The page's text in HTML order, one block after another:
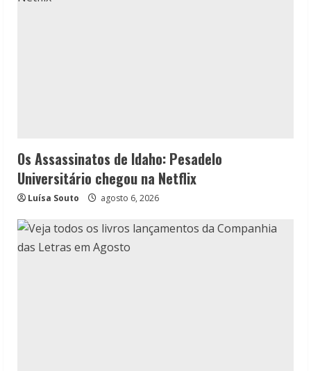
Os Assassinatos de Idaho: Pesadelo
Universitário chegou na Netflix
Luísa Souto agosto 6, 2026